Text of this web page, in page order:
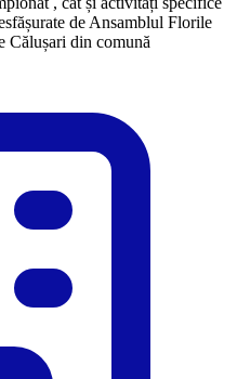
de Ansamblul Florile
Călușari din comună